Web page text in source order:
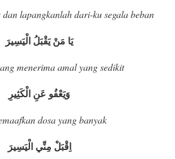
lapangkanlah dari-ku segala beban
يَا مَنْ يَقْبَلُ الْيَسِيرَ
menerima amal yang sedikit
وَيَعْفُو عَنِ الْكَثِيرِ
dosa yang banyak
اِقْبَلْ مِنِّي الْيَسِيرَ